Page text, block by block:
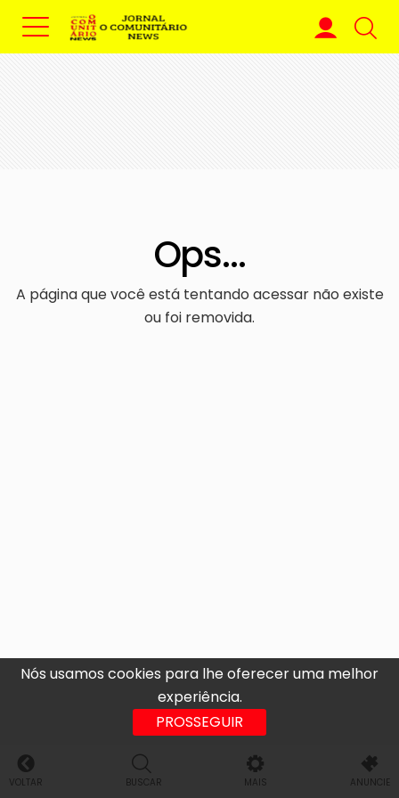
Nós usamos cookies para lhe oferecer uma melhor
experiência.
PROSSEGUIR
Ops...
A página que você está tentando acessar não existe
ou foi removida.
VOLTAR BUSCAR MAIS ANUNCIE